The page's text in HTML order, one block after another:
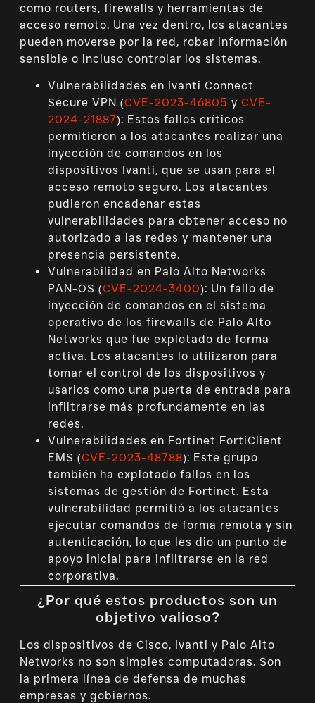
como routers, firewalls y herramientas de
acceso remoto. Una vez dentro, los atacantes
pueden moverse por la red, robar información
sensible o incluso controlar los sistemas.
Vulnerabilidades en Ivanti Connect
Secure VPN (CVE-2023-46805 yCVE-
2024-21887): Estos fallos críticos
permitieron a los atacantes realizar una
inyección de comandos en los
dispositivos Ivanti, que se usan para el
acceso remoto seguro. Los atacantes
pudieron encadenar estas
vulnerabilidades para obtener acceso no
autorizado a las redes y mantener una
presencia persistente.
Vulnerabilidad en Palo Alto Networks
PAN-OS (CVE-2024-3400): Un fallo de
inyección de comandos en el sistema
operativo de los firewalls de Palo Alto
Networks que fue explotado de forma
activa. Los atacantes lo utilizaron para
tomar el control de los dispositivos y
usarlos como una puerta de entrada para
infiltrarse más profundamente en las
redes.
Vulnerabilidades en Fortinet FortiClient
EMS (CVE-2023-48788): Este grupo
también ha explotado fallos en los
sistemas de gestión de Fortinet. Esta
vulnerabilidad permitió a los atacantes
ejecutar comandos de forma remota y sin
autenticación, lo que les dio un punto de
apoyo inicial para infiltrarse en la red
corporativa.
¿Por qué estos productos son un
objetivo valioso?
Los dispositivos de Cisco, Ivanti y Palo Alto
Networks no son simples computadoras. Son
la primera línea de defensa de muchas
empresas y gobiernos.